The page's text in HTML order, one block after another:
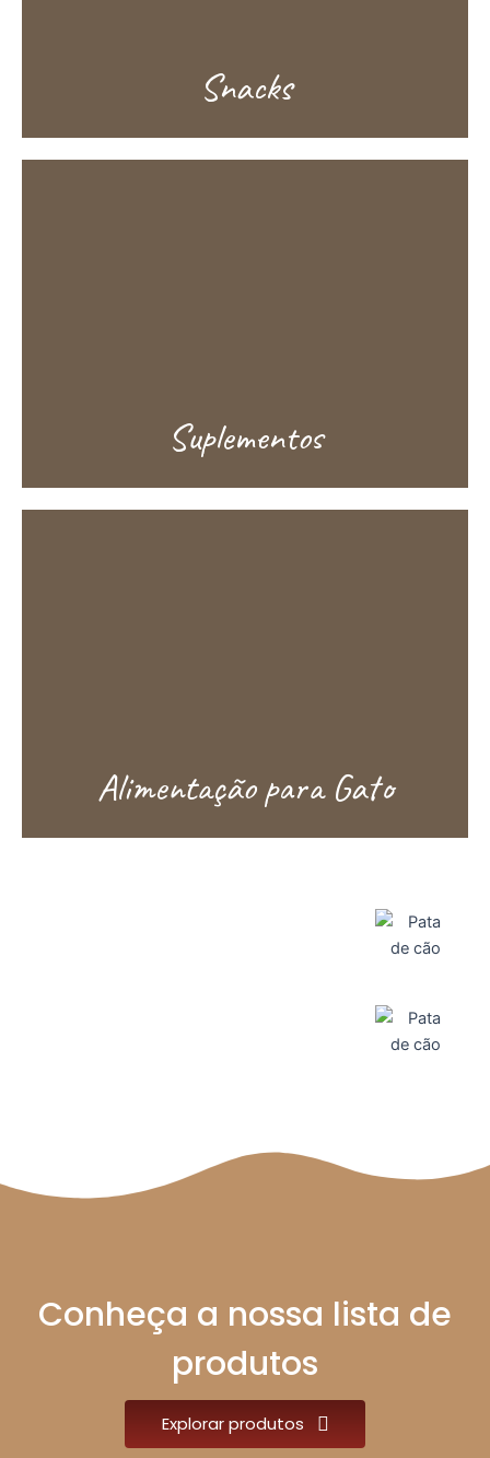
Snacks
Suplementos
Alimentação para Gato
Conheça a nossa lista de
produtos
Explorar produtos